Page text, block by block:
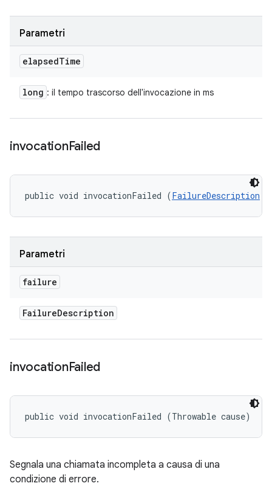
Parametri
elapsedTime
long : il tempo trascorso dell'invocazione in ms
invocationFailed
public void invocationFailed (FailureDescription
Parametri
failure
FailureDescription
invocationFailed
public void invocationFailed (Throwable cause)
Segnala una chiamata incompleta a causa di una
condizione di errore.